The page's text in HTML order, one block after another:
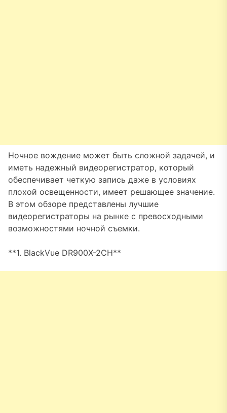
Ночное вождение может быть сложной задачей, и
иметь надежный видеорегистратор, который
обеспечивает четкую запись даже в условиях
плохой освещенности, имеет решающее значение.
В этом обзоре представлены лучшие
видеорегистраторы на рынке с превосходными
возможностями ночной съемки.
**1. BlackVue DR900X-2CH**